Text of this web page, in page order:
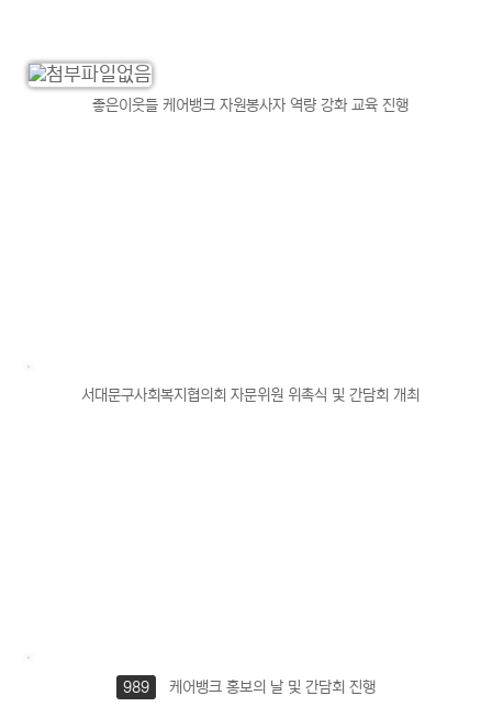
좋은이웃들 케어뱅크 자원봉사자 역량 강화 교육 진행
서대문구사회복지협의회 자문위원 위촉식 및 간담회 개최
989 케어뱅크 홍보의 날 및 간담회 진행